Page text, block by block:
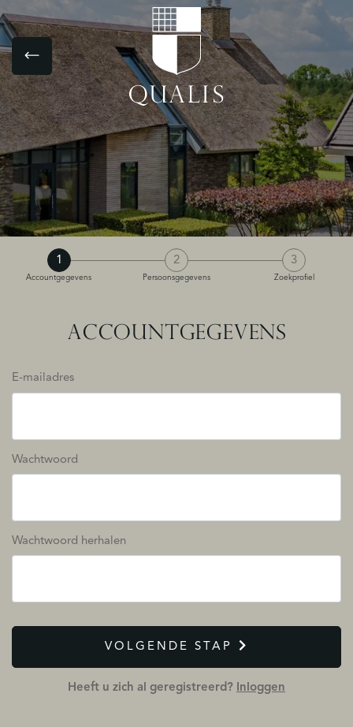
1
Accountgegevens
2
Persoonsgegevens
3
Zoekprofiel
ACCOUNTGEGEVENS
E-mailadres
Wachtwoord
Wachtwoord herhalen
VOLGENDE STAP
Heeft u zich al geregistreerd? Inloggen